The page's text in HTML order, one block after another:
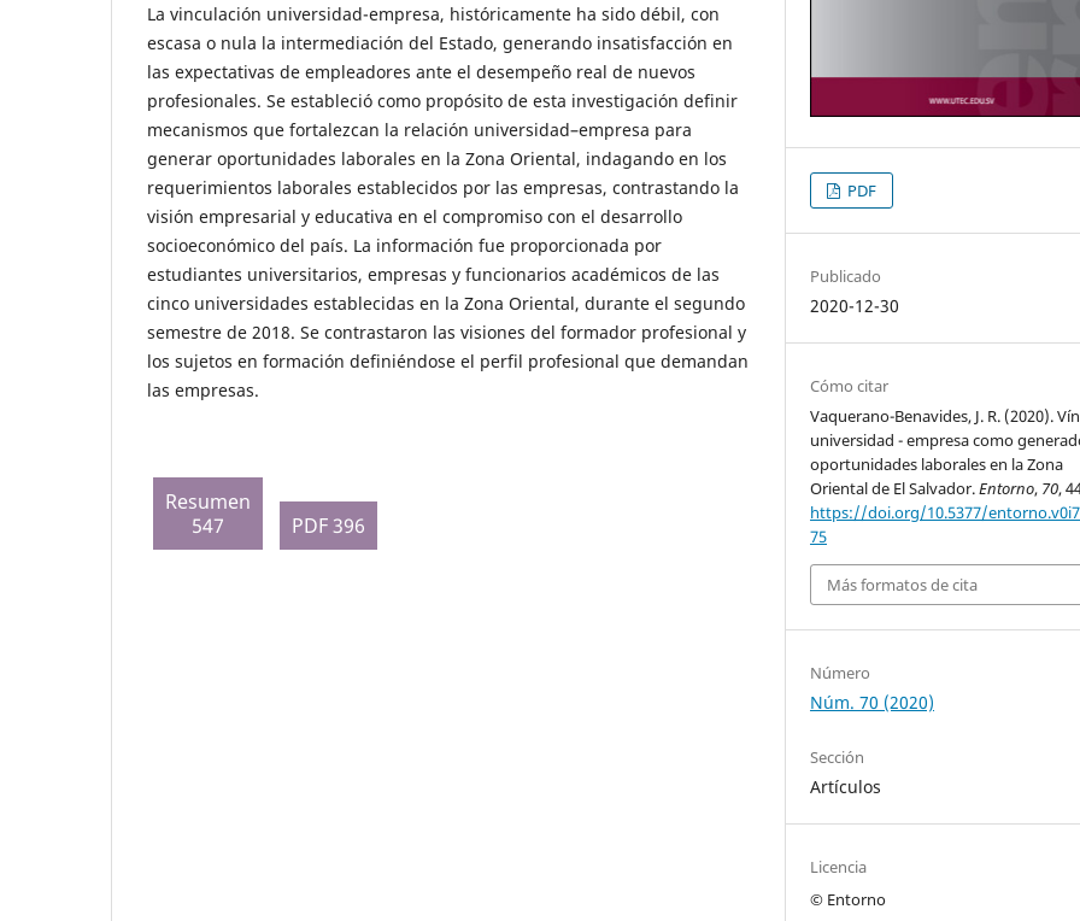
La vinculación universidad-empresa, históricamente ha sido débil, con
escasa o nula la intermediación del Estado, generando insatisfacción en
las expectativas de empleadores ante el desempeño real de nuevos
profesionales. Se estableció como propósito de esta investigación definir
mecanismos que fortalezcan la relación universidad–empresa para
generar oportunidades laborales en la Zona Oriental, indagando en los
requerimientos laborales establecidos por las empresas, contrastando la
visión empresarial y educativa en el compromiso con el desarrollo
socioeconómico del país. La información fue proporcionada por
estudiantes universitarios, empresas y funcionarios académicos de las
cinco universidades establecidas en la Zona Oriental, durante el segundo
semestre de 2018. Se contrastaron las visiones del formador profesional y
los sujetos en formación definiéndose el perfil profesional que demandan
las empresas.
Resumen
547
PDF 396
PDF
Publicado
2020-12-30
Cómo citar
Vaquerano-Benavides, J. R. (2020).
universidad - empresa como
oportunidades laborales en la Zona
Oriental de El Salvador.Entorno, 70,
https://doi.org/10.5377/
75
Más formatos de cita
Número
Núm. 70 (2020)
Sección
Artículos
Licencia
© Entorno